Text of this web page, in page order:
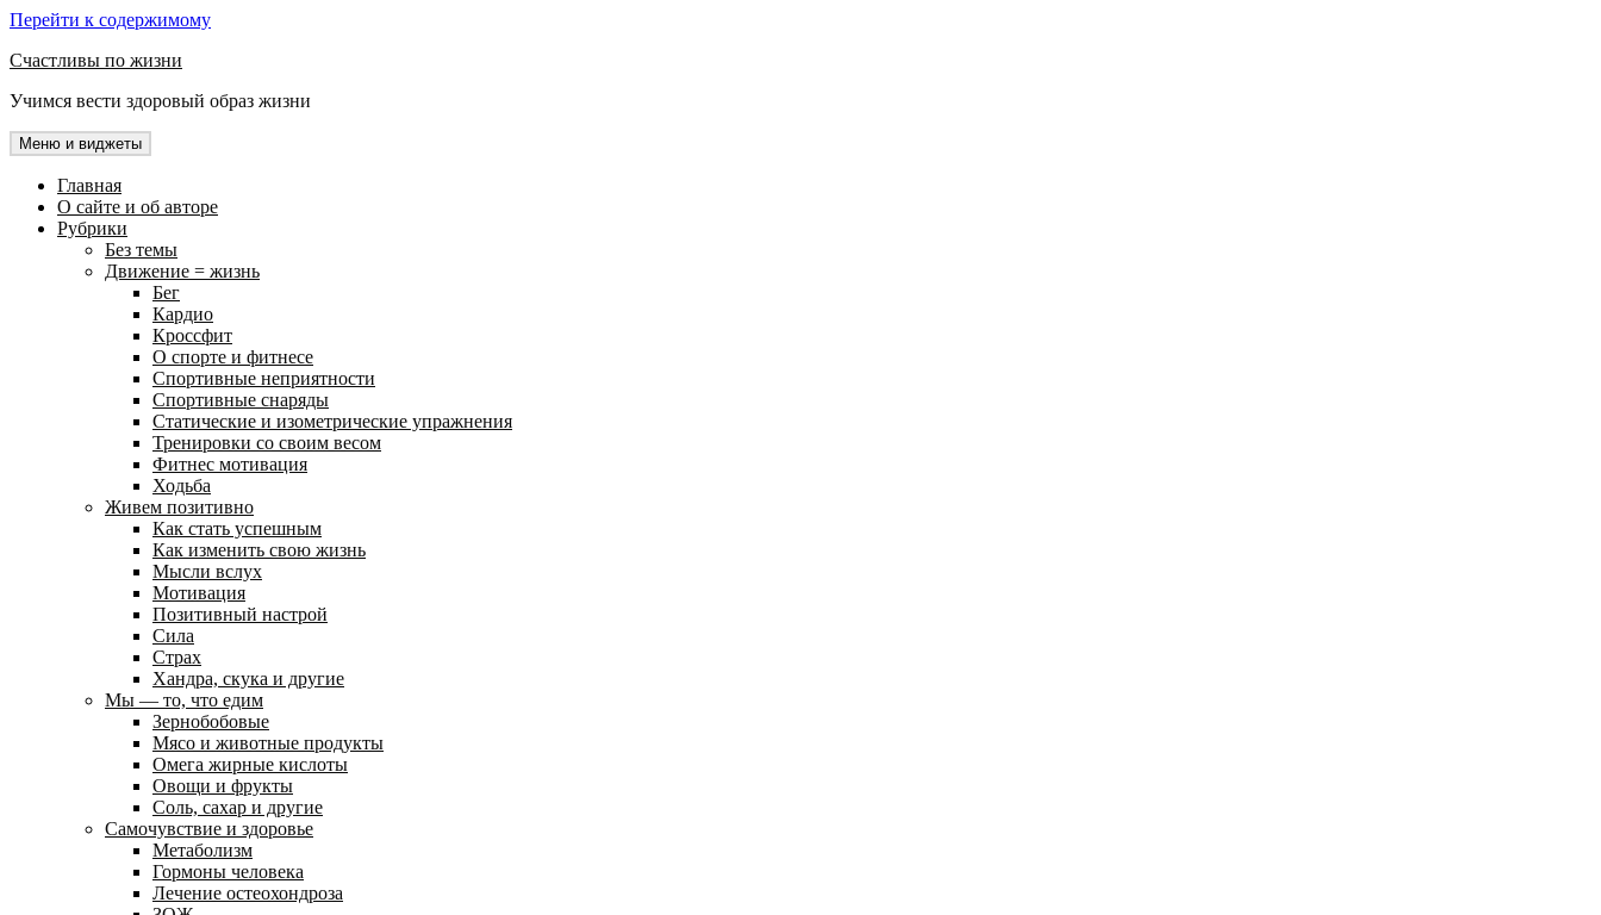
Перейти к содержимому
Счастливы по жизни
Учимся вести здоровый образ жизни
Меню и виджеты
Главная
О сайте и об авторе
Рубрики
Без темы
Движение = жизнь
Бег
Кардио
Кроссфит
О спорте и фитнесе
Спортивные неприятности
Спортивные снаряды
Статические и изометрические упражнения
Тренировки со своим весом
Фитнес мотивация
Ходьба
Живем позитивно
Как стать успешным
Как изменить свою жизнь
Мысли вслух
Мотивация
Позитивный настрой
Сила
Страх
Хандра, скука и другие
Мы — то, что едим
Зернобобовые
Мясо и животные продукты
Омега жирные кислоты
Овощи и фрукты
Соль, сахар и другие
Самочувствие и здоровье
Метаболизм
Гормоны человека
Лечение остеохондроза